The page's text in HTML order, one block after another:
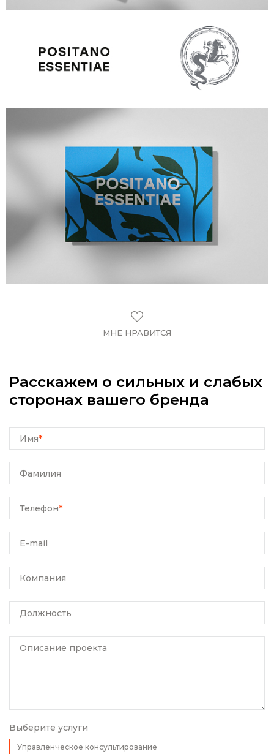
МНЕ НРАВИТСЯ
Расскажем о сильных и слабых
сторонах вашего бренда
Имя*
Фамилия
Телефон*
E-mail
Компания
Должность
Описание проекта
Выберите услуги
Управленческое консультирование